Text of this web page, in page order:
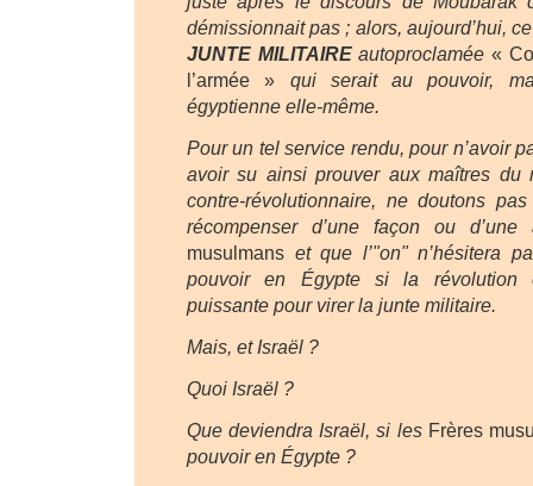
démissionnait pas ; alors, aujourd’hui,
JUNTE MILITAIREautoproclamée «
l’armée » qui serait au pouvoir,
égyptienne elle-même.
Pour un tel service rendu, pour n’avoir
avoir su ainsi prouver aux maîtres du
contre-révolutionnaire, ne doutons
récompenser d’une façon ou d’une
musulmans et que l’"on" n’hésitera
pouvoir en Égypte si la révolution
puissante pour virer la junte militaire.
Mais, et Israël ?
Quoi Israël ?
Que deviendra Israël, si lesFrères
pouvoir en Égypte ?